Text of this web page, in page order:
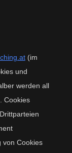
(im
und
werden all
Cookies
von Cookies